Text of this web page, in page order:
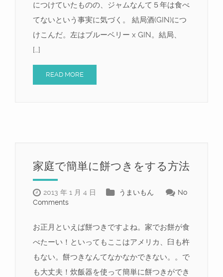
につけていたものの、ジャムなんて５年は食べ
てないという事実に気づく。 結局酒(GIN)につ
けこんだ。左はブルーベリー x GIN。結局、
[…]
READ MORE
家庭で簡単に餅つきをする方法
2013 年 1 月 4 日 うまいもん
No
Comments
お正月といえば餅つきですよね。家でお餅が食
べたーい！といってもここはアメリカ、臼も杵
もない。餅つきなんてなかなかできない。。で
も大丈夫！炊飯器を使って簡単に餅つきができ